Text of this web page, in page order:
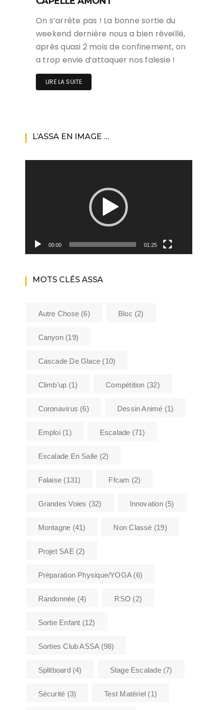
On s’arrête pas ! La bonne sortie du
weekend dernière nous a bien réveillé,
après quasi 2 mois de confinement, on
a trop envie d’attaquer nos falesie !
LIRE LA SUITE
L’ASSA EN IMAGE …
00:00 01:25
MOTS CLÉS ASSA
Autre Chose(6) Bloc (2)
Canyon(19)
Cascade De Glace (10)
Climb'up (1) Compétition (32)
Coronavirus (6) Dessin Animé (1)
Emploi(1) Escalade (71)
Escalade En Salle (2)
Falaise (131) Ffcam (2)
Grandes Voies (32) Innovation(5)
Montagne (41) Non Classé (19)
Projet SAE (2)
Préparation Physique/YOGA(6)
Randonnée (4) RSO (2)
Sortie Enfant (12)
Sorties Club ASSA(98)
Splitboard(4) Stage Escalade(7)
Sécurité (3) Test Matériel (1)